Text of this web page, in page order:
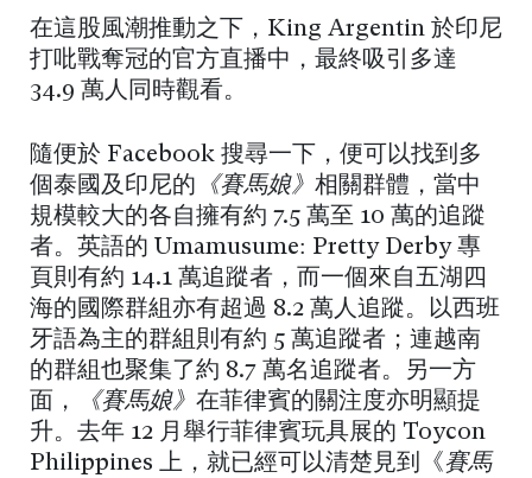
在這股風潮推動之下，King Argentin 於印尼
打吡戰奪冠的官方直播中，最終吸引多達
34.9 萬人同時觀看。
隨便於 Facebook 搜尋一下，便可以找到多
個泰國及印尼的
《賽馬娘》 相關群體，當中
規模較大的各自擁有約 7.5 萬至 10 萬的追蹤
者。英語的 Umamusume: Pretty Derby 專
頁則有約 14.1 萬追蹤者，而一個來自五湖四
海的國際群組亦有超過 8.2 萬人追蹤。以西班
牙語為主的群組則有約 5 萬追蹤者；連越南
的群組也聚集了約 8.7 萬名追蹤者。另一方
面，
《賽馬娘》 在菲律賓的關注度亦明顯提
升。去年 12 月舉行菲律賓玩具展的 Toycon
Philippines 上，就已經可以清楚見到《賽馬